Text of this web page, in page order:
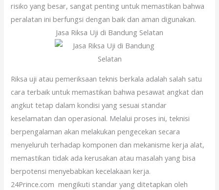
risiko yang besar, sangat penting untuk memastikan bahwa
peralatan ini berfungsi dengan baik dan aman digunakan.
Jasa Riksa Uji di Bandung Selatan
Riksa uji atau pemeriksaan teknis berkala adalah salah satu
cara terbaik untuk memastikan bahwa pesawat angkat dan
angkut tetap dalam kondisi yang sesuai standar
keselamatan dan operasional. Melalui proses ini, teknisi
berpengalaman akan melakukan pengecekan secara
menyeluruh terhadap komponen dan mekanisme kerja alat,
memastikan tidak ada kerusakan atau masalah yang bisa
berpotensi menyebabkan kecelakaan kerja.
24Prince.com mengikuti standar yang ditetapkan oleh